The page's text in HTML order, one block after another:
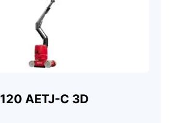
120 AETJ-C 3D